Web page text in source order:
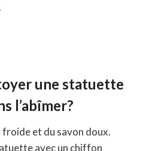
une statuette
l’abîmer?
froide et du savon doux.
avec un chiffon